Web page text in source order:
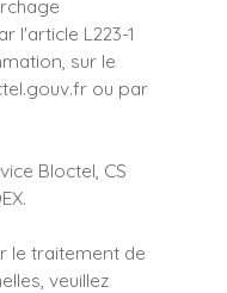
l'article L223-1
sur le
ou par
Bloctel, CS
le traitement de
veuillez